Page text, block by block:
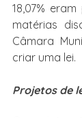
18,07%
matérias
Câmara
criar uma lei.
Projetos de